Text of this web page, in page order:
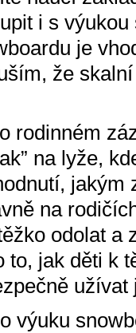
i s
je
že
rodinném
na lyže,
na
odolat a
to, jak děti k
výuku